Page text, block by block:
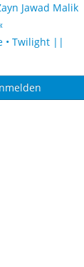
Jawad Malik
• Twilight ||